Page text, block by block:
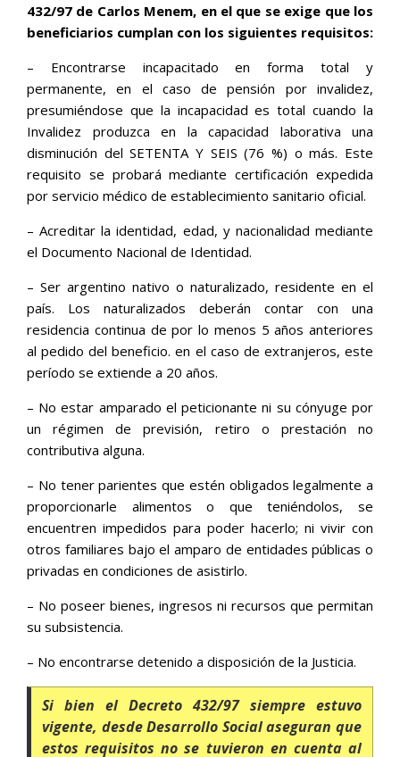
432/97 de Carlos Menem, en el que se exige que los
beneficiarios cumplan con los siguientes requisitos:
– Encontrarse incapacitado en forma total y
permanente, en el caso de pensión por invalidez,
presumiéndose que la incapacidad es total cuando la
Invalidez produzca en la capacidad laborativa una
disminución del SETENTA Y SEIS (76 %) o más. Este
requisito se probará mediante certificación expedida
por servicio médico de establecimiento sanitario oficial.
– Acreditar la identidad, edad, y nacionalidad mediante
el Documento Nacional de Identidad.
– Ser argentino nativo o naturalizado, residente en el
país. Los naturalizados deberán contar con una
residencia continua de por lo menos 5 años anteriores
al pedido del beneficio. en el caso de extranjeros, este
período se extiende a 20 años.
– No estar amparado el peticionante ni su cónyuge por
un régimen de previsión, retiro o prestación no
contributiva alguna.
– No tener parientes que estén obligados legalmente a
proporcionarle alimentos o que teniéndolos, se
encuentren impedidos para poder hacerlo; ni vivir con
otros familiares bajo el amparo de entidades públicas o
privadas en condiciones de asistirlo.
– No poseer bienes, ingresos ni recursos que permitan
su subsistencia.
– No encontrarse detenido a disposición de la Justicia.
Si bien el Decreto 432/97 siempre estuvo
vigente, desde Desarrollo Social aseguran que
estos requisitos no se tuvieron en cuenta al